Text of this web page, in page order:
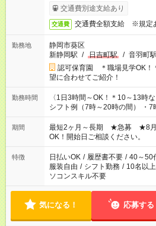
始時は手続き完了次第のお支払
方は100円アップ！
交通費別途支給あり
交通費 交通費全額支給 ※規定
勤務地
静岡市葵区
新静岡駅 / 日吉町駅 / 音羽町駅
認可保育園 ＊職場見学OK！
望に合わせてご紹介！
勤務時間
〈1日3時間～OK！＊10～13時など
シフト例（7時～20時の間） ・
の準備 ・10時～13時：園児の
時：帰りの会まで！子供の成長
迎えサポート
期間
最短2ヶ月～長期 ★急募 ★8月
OK！開始日ご相談ください。
特徴 日払いOK / 履歴書不要 / 40～50
服装自由 / シフト勤務 / 10名以
ソコンスキル不要
気になる！ 応募する